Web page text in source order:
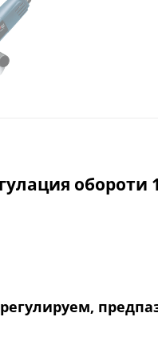
обороти